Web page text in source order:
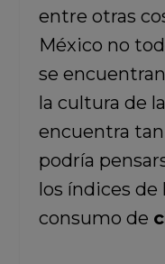
entre otras
México no
se
la cultura de
encuentra
podría
los índices de
consumo de